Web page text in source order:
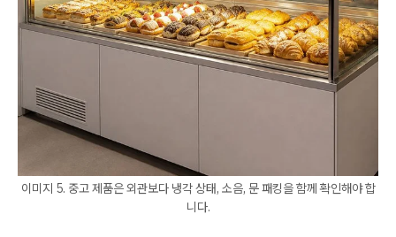
이미지 5. 중고 제품은 외관보다 냉각 상태, 소음, 문 패킹을 함께 확인해야 합
니다.